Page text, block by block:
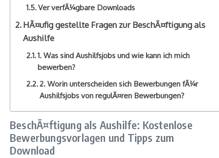
Ver verfÃ¼gbare Downloads
HÃ¤ufig gestellte Fragen zur BeschÃ¤ftigung als
Aushilfe
1. Was sind Aushilfsjobs und wie kann ich mich
bewerben?
2. Worin unterscheiden sich Bewerbungen fÃ¼r
Aushilfsjobs von regulÃ¤ren Bewerbungen?
BeschÃ¤ftigung als Aushilfe: Kostenlose
Bewerbungsvorlagen und Tipps zum
Download